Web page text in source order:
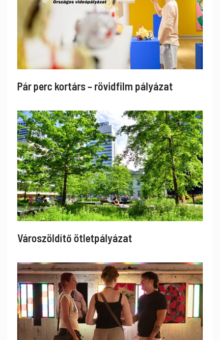
Pár perc kortárs – rövidfilm pályázat
Városzöldítő ötletpályázat